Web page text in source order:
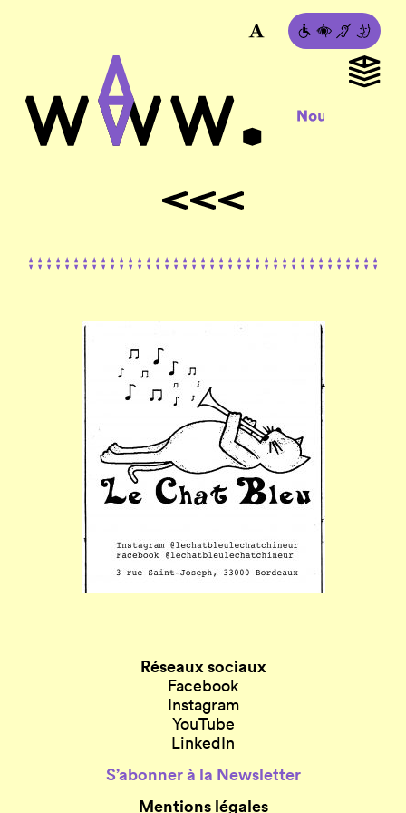
Réseaux sociaux
Facebook
Instagram
YouTube
LinkedIn
S’abonner à la Newsletter
Mentions légales